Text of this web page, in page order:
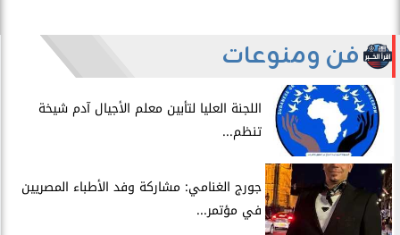
فن ومنوعات
اللجنة العليا لتأبين معلم الأجيال آدم شيخة
تنظم...
جورج الغنامي: مشاركة وفد الأطباء المصريين
في مؤتمر...